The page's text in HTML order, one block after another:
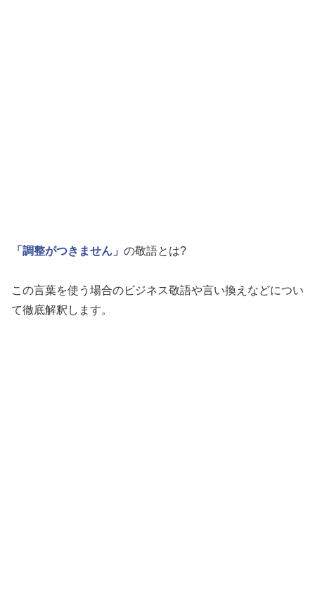
「調整がつきません」 の敬語とは?
この言葉を使う場合のビジネス敬語や言い換えなどについ
て徹底解釈します。